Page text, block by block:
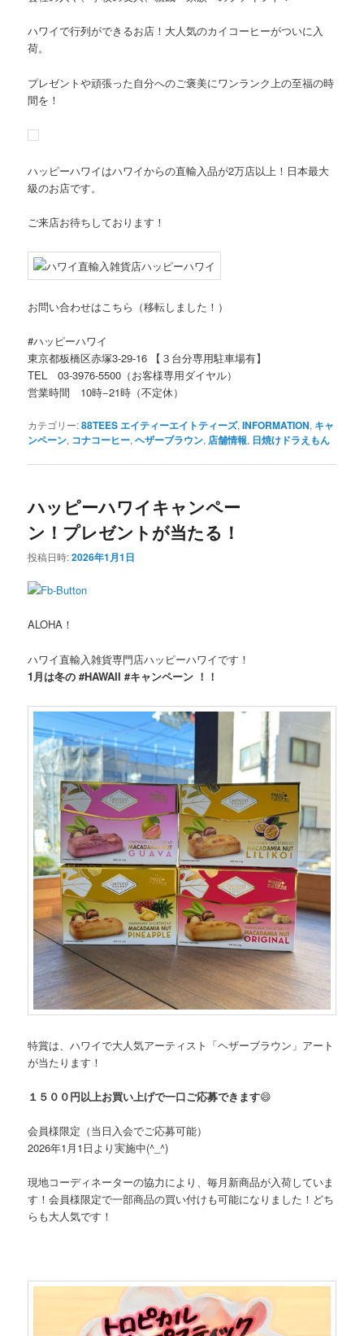
ハワイで行列ができるお店！大人気のカイコーヒーがついに入
荷。
プレゼントや頑張った自分へのご褒美にワンランク上の至福の時
間を！
ハッピーハワイはハワイからの直輸入品が2万店以上！日本最大
級のお店です。
ご来店お待ちしております！
お問い合わせはこちら（移転しました！）
#ハッピーハワイ
東京都板橋区赤塚3-29-16 【３台分専用駐車場有】
TEL 03-3976-5500（お客様専用ダイヤル）
営業時間 10時−21時（不定休）
カテゴリー:88TEES エイティーエイトティーズ,INFORMATION, キャ
ンペーン, コナコーヒー,ヘザーブラウン, 店舗情報, 日焼けドラえもん
ハッピーハワイキャンペー
ン！プレゼントが当たる！
投稿日時:2026年1月1日
ALOHA！
ハワイ直輸入雑貨専門店ハッピーハワイです！
1月は冬の #HAWAII #キャンペーン ！！
特賞は、ハワイで大人気アーティスト「ヘザーブラウン」アート
が当たります！
１５００円以上お買い上げで一口ご応募できます😄
会員様限定（当日入会でご応募可能）
2026年1月1日より実施中(^_^)
現地コーディネーターの協力により、毎月新商品が入荷していま
す！会員様限定で一部商品の買い付けも可能になりました！どち
らも大人気です！